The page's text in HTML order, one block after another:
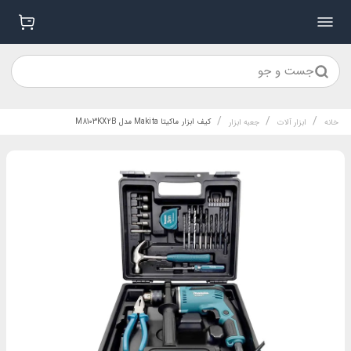
جست و جو
خانه / ابزار آلات / جعبه ابزار / کیف ابزار ماکیتا Makita مدل M8103KX2B